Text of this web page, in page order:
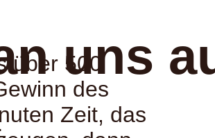
uns
über 500
des
Zeit, das